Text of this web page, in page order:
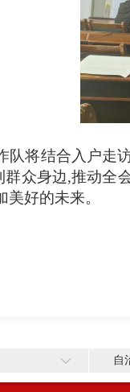
队将结合入户走
群众身边,推动全
好的未来。
自